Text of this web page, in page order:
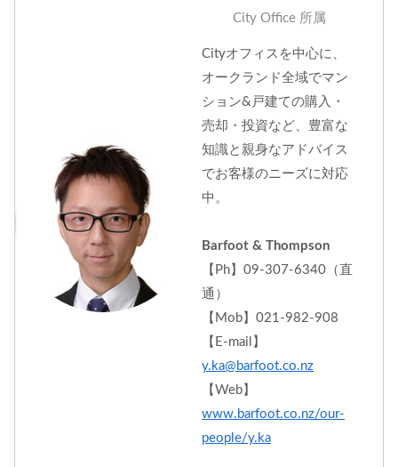
City Office 所属
Cityオフィスを中心に、
オークランド全域でマン
ション&戸建ての購入・
売却・投資など、豊富な
知識と親身なアドバイス
でお客様のニーズに対応
中。
Barfoot & Thompson
【Ph】09-307-6340（直
通）
【Mob】021-982-908
【E-mail】
y.ka@barfoot.co.nz
【Web】
www.barfoot.co.nz/our-
people/y.ka